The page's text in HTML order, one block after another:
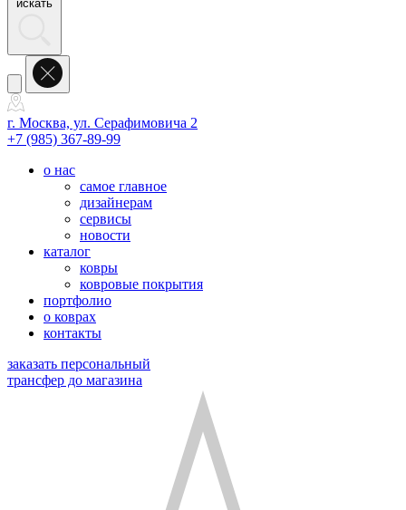
г. Москва, ул. Серафимовича 2
+7 (985) 367-89-99
о нас
самое главное
дизайнерам
сервисы
новости
каталог
ковры
ковровые покрытия
портфолио
о коврах
контакты
заказать персональный
трансфер до магазина